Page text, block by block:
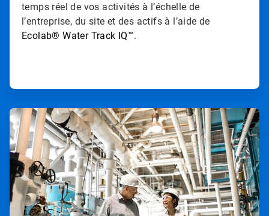
temps réel de vos activités à l’échelle de
l’entreprise, du site et des actifs à l’aide de
Ecolab® Water Track IQ™.
ArticleTile
3
de
4